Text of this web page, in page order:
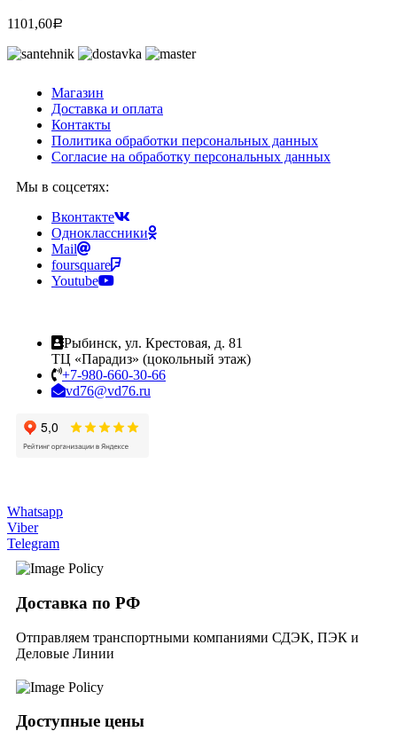
1101,60Р
Магазин
Доставка и оплата
Контакты
Политика обработки персональных данных
Согласие на обработку персональных данных
Мы в соцсетях:
Вконтакте
Одноклассники
Mail
foursquare
Youtube
Рыбинск, ул. Крестовая, д. 81
ТЦ «Парадиз» (цокольный этаж)
+7-980-660-30-66
vd76@vd76.ru
Whatsapp
Viber
Telegram
Доставка по РФ
Отправляем транспортными компаниями СДЭК, ПЭК и
Деловые Линии
Доступные цены